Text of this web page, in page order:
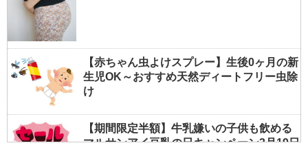
【赤ちゃん虫よけスプレー】生後0ヶ月の新
生児OK～おすすめ天然ディートフリー虫除
け
【期間限定半額】牛乳嫌いの子供も飲める
マルサンアイ豆乳の日キャンペーン3月19日